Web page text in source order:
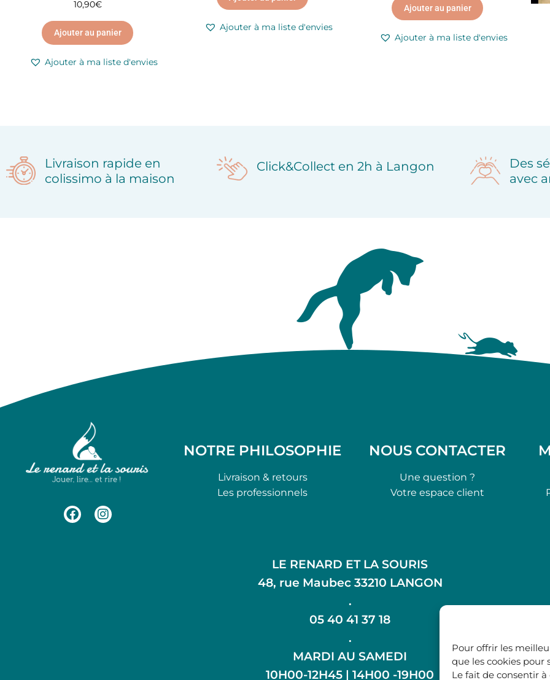
Pour offrir les
que les cookies pour
Le fait de consentir
10,90€
Ajouter au panier
Ajouter à ma liste d'envies
Ajouter à ma liste d'envies
Ajouter au panier
Ajouter à ma liste d'envies
Livraison rapide en
colissimo à la maison
Click&Collect en 2h à Langon
Des
avec
NOTRE PHILOSOPHIE
Livraison & retours
Les professionnels
NOUS CONTACTER
Une question ?
Votre espace client
LE RENARD ET LA SOURIS
48, rue Maubec 33210 LANGON
.
05 40 41 37 18
.
MARDI AU SAMEDI
10H00-12H45 | 14H00 -19H00